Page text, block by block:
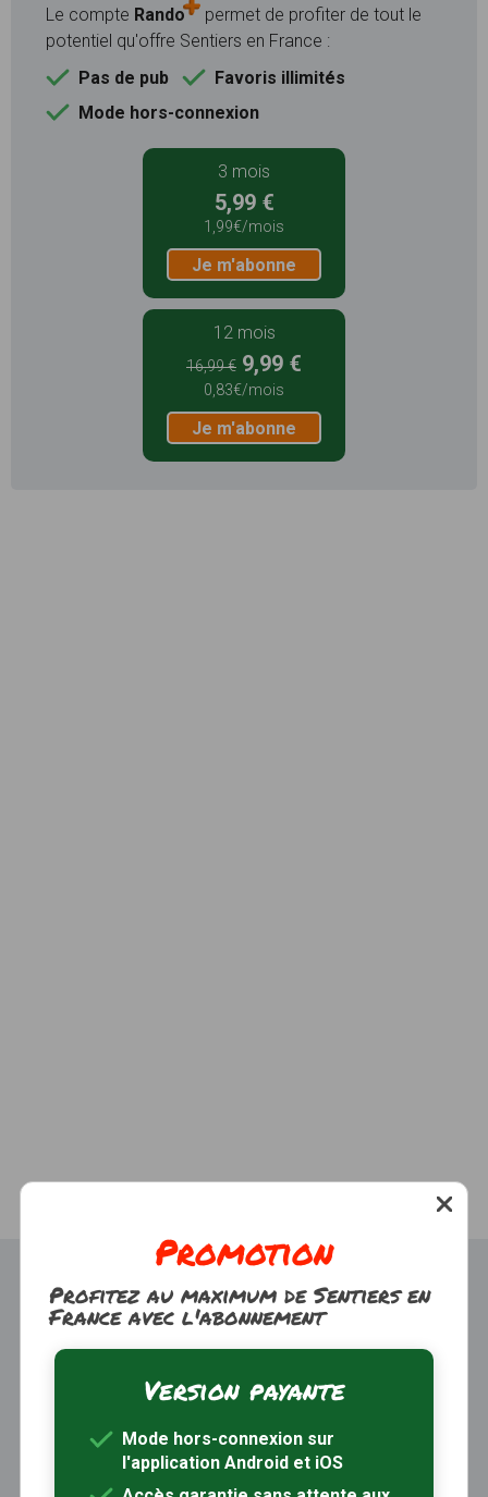
Le compte Rando
permet de profiter de tout le
potentiel qu'offre Sentiers en France :
Pas de pub
Favoris illimités
Mode hors-connexion
3 mois
5,99 €
1,99€/mois
Je m'abonne
12 mois
16,99 € 9,99 €
0,83€/mois
Je m'abonne
Trouver une randonnée À propos
Inscription / Connexion
Abonnement Rando+ Calendrier randos
Promotion
Profitez au maximum de Sentiers en
France avec l'abonnement
Version payante
Mode hors-connexion sur
l'application Android et iOS